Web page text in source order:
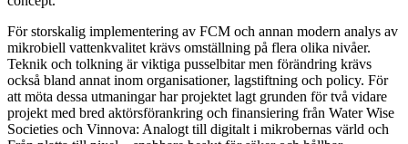
För storskalig implementering av FCM och annan modern analys av
mikrobiell vattenkvalitet krävs omställning på flera olika nivåer.
Teknik och tolkning är viktiga pusselbitar men förändring krävs
också bland annat inom organisationer, lagstiftning och policy. För
att möta dessa utmaningar har projektet lagt grunden för två vidare
projekt med bred aktörsförankring och finansiering från Water Wise
Societies och Vinnova: Analogt till digitalt i mikrobernas värld och